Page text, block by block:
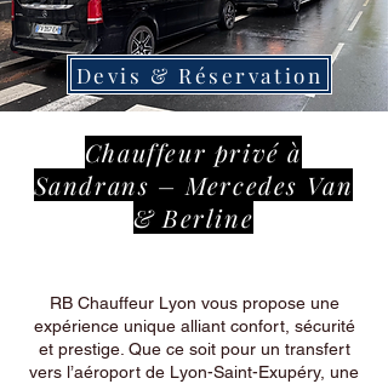
Devis & Réservation
Chauffeur privé à
Sandrans – Mercedes Van
& Berline
RB Chauffeur Lyon vous propose une
expérience unique alliant confort, sécurité
et prestige. Que ce soit pour un transfert
vers l’aéroport de Lyon-Saint-Exupéry, une